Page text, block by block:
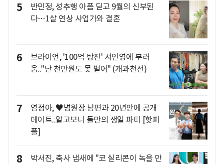
5
반민정, 성추행 아픔 딛고 9월의 신부된
다…1살 연상 사업가와 결혼
6
브라이언, '100억 탕진' 서인영에 부러
움.."난 천만원도 못 벌어" (개과천선)
7
염정아, ♥병원장 남편과 20년만에 공개
데이트..알고보니 둘만의 생일 파티 [핫피
플]
8
박서진, 축사 냄새에 "코 실리콘이 녹을 만